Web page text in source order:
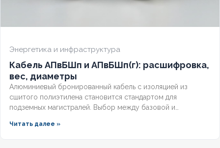
Энергетика и инфраструктура
Кабель АПвБШп и АПвБШп(г): расшифровка,
вес, диаметры
Алюминиевый бронированный кабель с изоляцией из
сшитого полиэтилена становится стандартом для
подземных магистралей. Выбор между базовой и
вод и требований к надёжности. Разберём конструктивные
Читать далее »